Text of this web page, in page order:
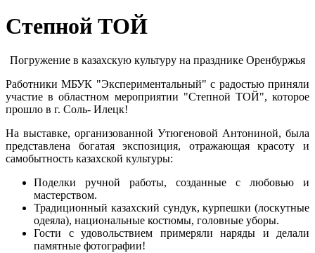
Степной ТОЙ
Погружение в казахскую культуру на празднике Оренбуржья
Работники МБУК "Экспериментальный" с радостью приняли
участие в областном мероприятии "Степной ТОЙ", которое
прошло в г. Соль- Илецк!
На выставке, организованной Утюгеновой Антониной, была
представлена богатая экспозиция, отражающая красоту и
самобытность казахской культуры:
Поделки ручной работы, созданные с любовью и
мастерством.
Традиционный казахский сундук, курпешки (лоскутные
одеяла), национальные костюмы, головные уборы.
Гости с удовольствием примеряли наряды и делали
памятные фотографии!